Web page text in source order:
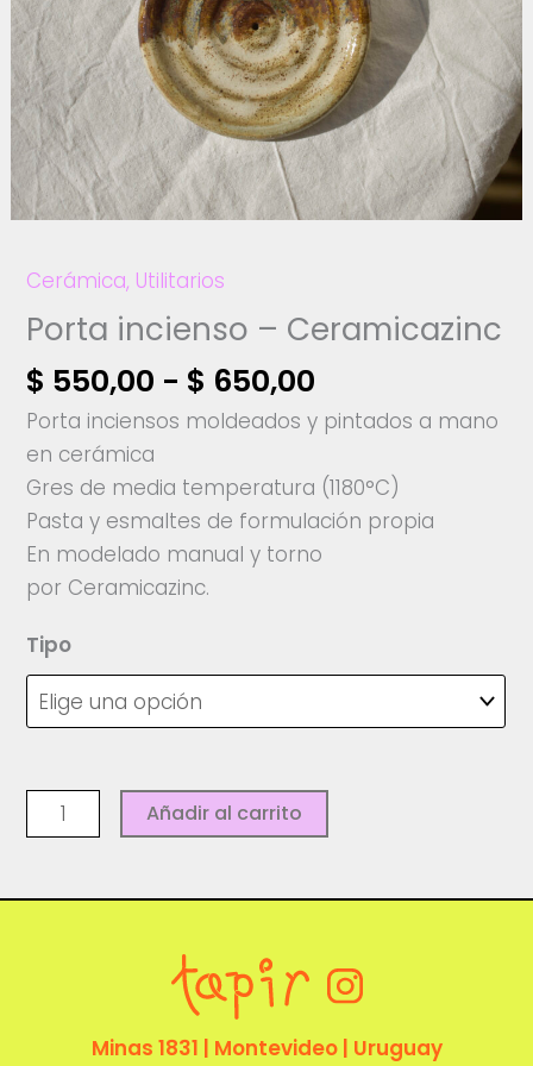
Cerámica, Utilitarios
Porta incienso – Ceramicazinc
$ 550,00 - $ 650,00
de
precios:
desde
$ 550,00
hasta
Porta inciensos moldeados y pintados a mano
en cerámica
Gres de media temperatura (1180°C)
Pasta y esmaltes de formulación propia
En modelado manual y torno
por Ceramicazinc.
Tipo
Porta
incienso
Ceramicazinc
Añadir al carrito
Minas 1831 | Montevideo | Uruguay